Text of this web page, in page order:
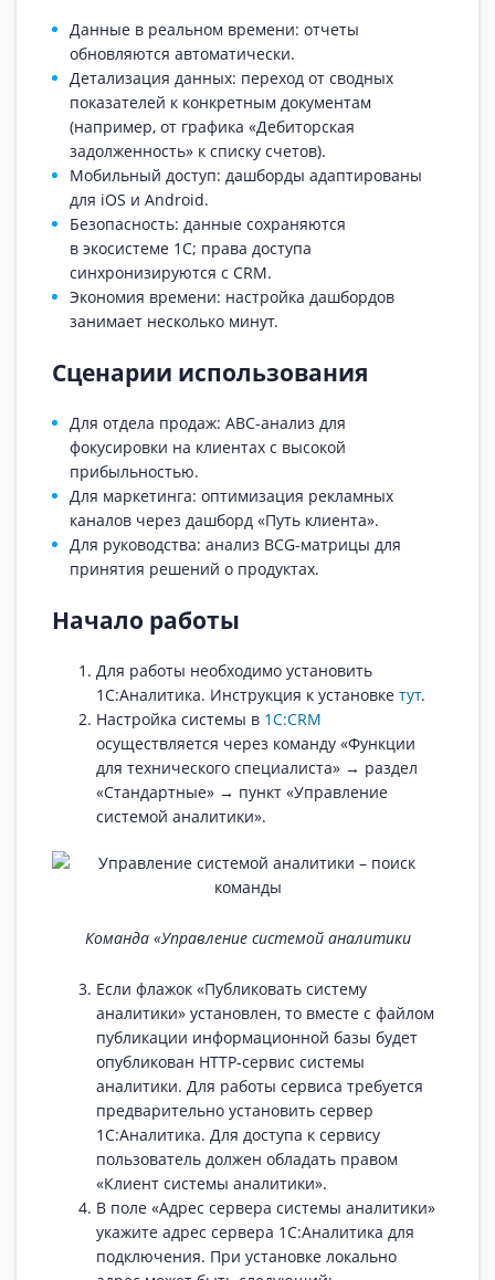
Данные в реальном времени: отчеты
обновляются автоматически.
Детализация данных: переход от сводных
показателей к конкретным документам
(например, от графика «Дебиторская
задолженность» к списку счетов).
Мобильный доступ: дашборды адаптированы
для iOS и Android.
Безопасность: данные сохраняются
в экосистеме 1С; права доступа
синхронизируются с CRM.
Экономия времени: настройка дашбордов
занимает несколько минут.
Сценарии использования
Для отдела продаж: ABC-анализ для
фокусировки на клиентах с высокой
прибыльностью.
Для маркетинга: оптимизация рекламных
каналов через дашборд «Путь клиента».
Для руководства: анализ BCG-матрицы для
принятия решений о продуктах.
Начало работы
Для работы необходимо установить
1С:Аналитика. Инструкция к установке тут.
Настройка системы в 1С:CRM
осуществляется через команду «Функции
для технического специалиста» → раздел
«Стандартные» → пункт «Управление
системой аналитики».
Команда «Управление системой аналитики
Если флажок «Публиковать систему
аналитики» установлен, то вместе с файлом
публикации информационной базы будет
опубликован HTTP-сервис системы
аналитики. Для работы сервиса требуется
предварительно установить сервер
1С:Аналитика. Для доступа к сервису
пользователь должен обладать правом
«Клиент системы аналитики».
В поле «Адрес сервера системы аналитики»
укажите адрес сервера 1С:Аналитика для
подключения. При установке локально